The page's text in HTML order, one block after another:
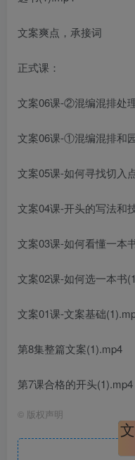
文案爽点，承接词
正式课：
文案06课-②混编混排处
文案06课-①混编混排和
文案05课-如何寻找切入
文案04课-开头的写法和
文案03课-如何看懂一本
文案02课-如何选一本书
文案01课-文案基础
第8集整篇文案(1).mp4
第7课合格的开头(1).mp4
© 版权声明